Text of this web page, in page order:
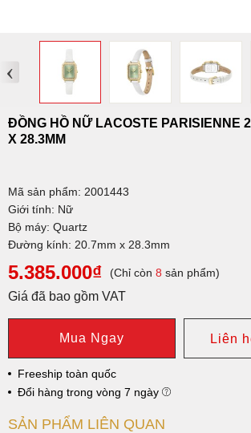
‹
ĐỒNG HỒ NỮ LACOSTE PARISIENNE
X 28.3MM
Mã sản phẩm: 2001443
Giới tính: Nữ
Bộ máy: Quartz
Đường kính: 20.7mm x 28.3mm
5.385.000₫ (Chỉ còn 8 sản phẩm)
Giá đã bao gồm VAT
Mua Ngay Liên
Freeship toàn quốc
Đổi hàng trong vòng 7 ngày
SẢN PHẨM LIÊN QUAN